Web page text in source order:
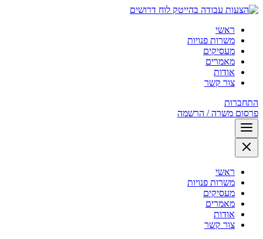
לוח דרושים
ראשי
משרות פנויות
מעסיקים
מאמרים
אודות
צור קשר
התחברות
פרסום משרה / הרשמה
ראשי
משרות פנויות
מעסיקים
מאמרים
אודות
צור קשר